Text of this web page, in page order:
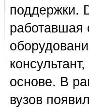
поддержки.
работавшая
основе. В
вузов